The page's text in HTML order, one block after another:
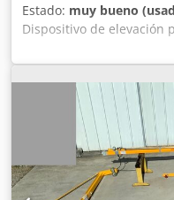
Estado: muy bueno
Dispositivo de elevación
fabricación: 2012
Diámetro de las
910 mm Separación
Voltaje: 380 V Cjdpfx
H): 1100 mm
bastidor: 1000 mm